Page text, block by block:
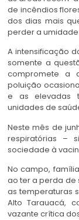
de incêndios
dos dias mais
perder a
A intensificação
somente a
compromete a
poluição
e as elevadas
unidades de
Neste mês de
respiratórias –
sociedade à
No campo,
ao ter a perda de
as temperaturas
Alto Tarauacá,
vazante crítica